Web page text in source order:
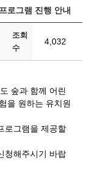
로그램 진행 안내
조회
수
4,032
숲과 함께 어린
을 원하는 유치원
로그램을 제공할
청해주시기 바랍